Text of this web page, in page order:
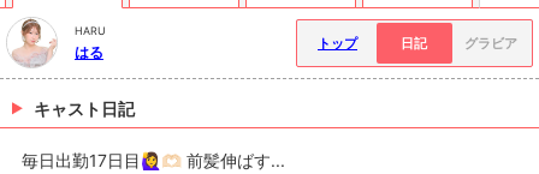
HARU
はる トップ 日記 グラビア
キャスト日記
毎日出勤17日目🙋‍♀️🫶🏻 前髪伸ばす...